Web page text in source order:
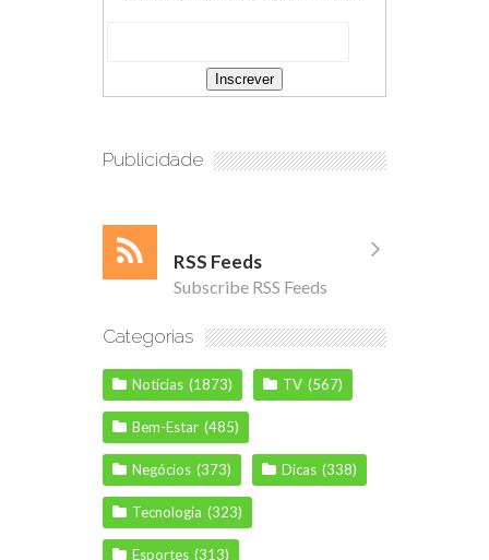
Publicidade
RSS Feeds
Subscribe RSS Feeds
Categorias
Notícias (1873) TV (567)
Bem-Estar (485)
Negócios (373) Dicas (338)
Tecnologia (323)
Esportes (313)